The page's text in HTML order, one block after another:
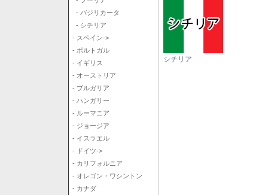
- バジリカータ
- シチリア
- スペイン->
- ポルトガル
- イギリス
- オーストリア
- ブルガリア
- ハンガリー
- ルーマニア
- ジョージア
- イスラエル
- ドイツ->
- カリフォルニア
- オレゴン・ワシントン
- カナダ
シチリア